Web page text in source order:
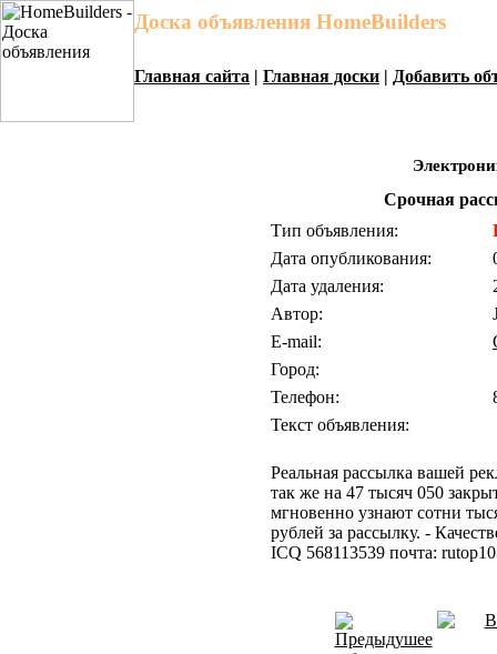
Доска объявления HomeBuilders
Главная сайта | Главная доски | Добавить
Срочная
Тип объявления:
Дата опубликования:
Дата удаления:
Автор:
E-mail:
Город:
Телефон:
Текст объявления:
Реальная рассылка вашей
так же на 47 тысяч 050
мгновенно узнают сотни
рублей за рассылку. -
ICQ 568113539 почта: